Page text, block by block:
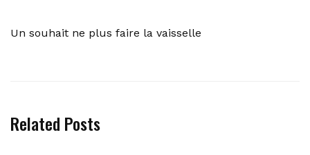
Un souhait ne plus faire la vaisselle
Related Posts